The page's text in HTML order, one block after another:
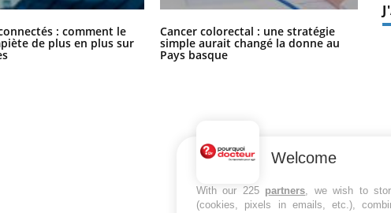
: comment le
de plus en plus sur
Cancer colorectal : une stratégie
simple aurait changé la donne au
Pays basque
Welcome
With our 225 partners, we wish to
(cookies, pixels in emails, etc.),